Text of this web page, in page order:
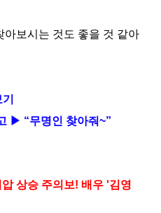
아보시는 것도 좋을 것 같아
▶ “무명인 찾아줘~”
상승 주의보! 배우 '김영